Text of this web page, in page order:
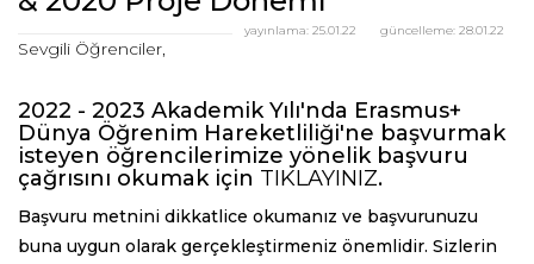
güncelleme: 28.01.22
yayınlama: 25.01.22
Sevgili Öğrenciler,
2022 - 2023 Akademik Yılı'nda Erasmus+
Dünya Öğrenim Hareketliliği'ne başvurmak
isteyen öğrencilerimize yönelik başvuru
çağrısını okumak için TIKLAYINIZ.
Başvuru metnini dikkatlice okumanız ve başvurunuzu
buna uygun olarak gerçekleştirmeniz önemlidir. Sizlerin